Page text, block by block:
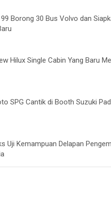
Borong 30 Bus Volvo dan
Hilux Single Cabin Yang Baru
SPG Cantik di Booth Suzuki
Uji Kemampuan Delapan